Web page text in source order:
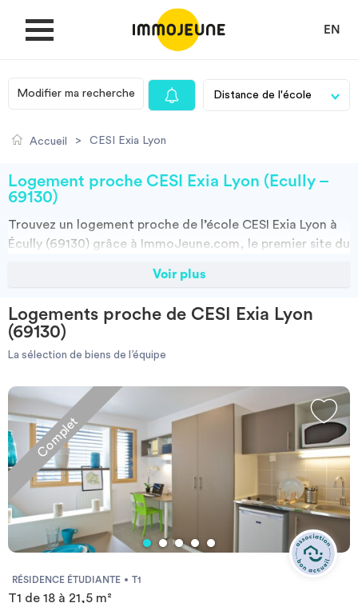
EN
MON COMPTE
Je cherche un logement
Villes
Blog
Modifier ma recherche
Accueil > CESI Exia Lyon
Logement proche CESI Exia Lyon (Écully –
69130)
Trouvez un logement proche de l’école CESI Exia Lyon à
Écully (69130) grâce à ImmoJeune.com, le premier site du
locations proches de l’CESI Exia Lyon : résidences
colocations. Vous avez tous les choix.
Vous pouvez faire votre recherche en fonction du type de bien à louer,
de la surface, et/ou de la distance des logements proposés par
propriétaire très simplement, grâce au formulaire de contact ou
directement par téléphone quand vous êtes connecté.
Le site ImmoJeune.com est gratuit et vous permettra de vous loger à
proximité de l’CESI Exia Lyon dans les meilleures conditions possibles.
Bonne recherche et bon emménagement.
Voir plus
Logements proche de CESI Exia Lyon
(69130)
La sélection de biens de l’équipe
Complet
RÉSIDENCE ÉTUDIANTE T1
T1 de 18 à 21,5 m²